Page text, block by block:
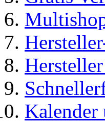
Kalender